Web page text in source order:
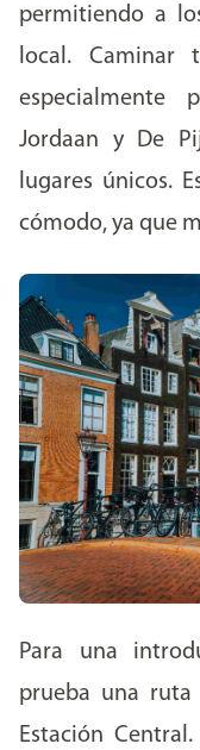
permitiendo a
local. Caminar
especialmente
Jordaan y De
lugares únicos.
cómodo, ya que
Para una
prueba una
Estación